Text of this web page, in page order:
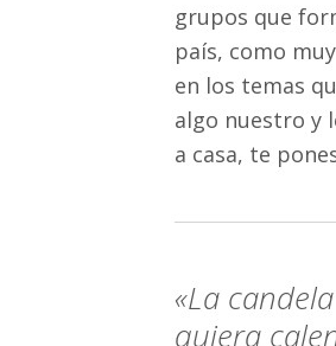
grupos que
país, como
en los temas
algo nuestro y
a casa, te
«La
quiera